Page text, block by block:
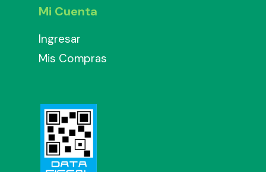
Mi Cuenta
Ingresar
Mis Compras